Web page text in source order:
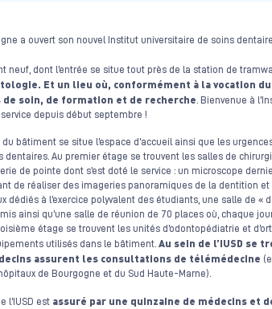
a ouvert son nouvel Institut universitaire de soins
neuf, dont l’entrée se situe tout près de la station de
Et un lieu où, conformément à la vocation
soin, de formation et de recherche . Bienvenue à
service depuis début septembre !
bâtiment se situe l’espace d’accueil ainsi que les
dentaires. Au premier étage se trouvent les salles de
de pointe dont s’est doté le service : un microscope
de réaliser des imageries panoramiques de la dentition
dédiés à l’exercice polyvalent des étudiants, une salle de
ainsi qu’une salle de réunion de 70 places où, chaque
étage se trouvent les unités d’odontopédiatrie et
utilisés dans le bâtiment. Au sein de l’IUSD se
assurent les consultations de télémédecine
de Bourgogne et du Sud Haute-Marne).
l’IUSD est assuré par une quinzaine de médecins et